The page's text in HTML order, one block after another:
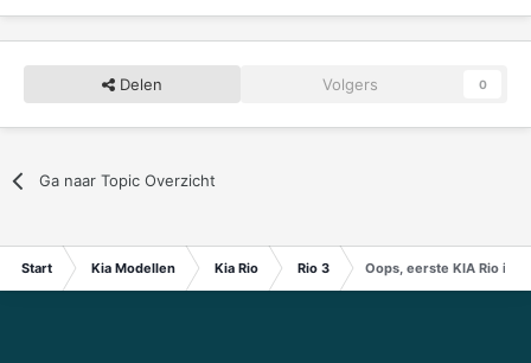
Delen Volgers 0
Ga naar Topic Overzicht
Start Kia Modellen Kia Rio Rio 3 Oops, eerste KIA Rio in